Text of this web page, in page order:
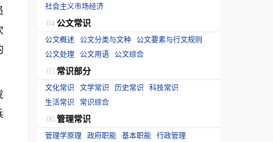
社会主义市场经济
04 公文常识
公文概述 公文分类与文种 公文要素与行文规则
公文处理 公文用语 公文综合
05 常识部分
文化常识 文学常识 历史常识 科技常识
生活常识
常识综合
06 管理常识
管理学原理 政府职能 基本职能 行政管理